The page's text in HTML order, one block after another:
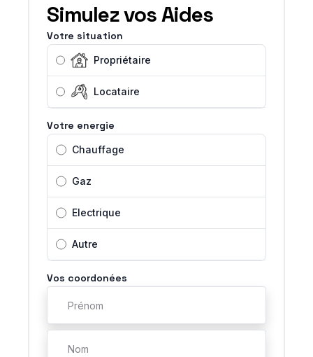
Simulez vos Aides
Votre situation
Propriétaire
Locataire
Votre energie
Chauffage
Gaz
Electrique
Autre
Vos coordonées